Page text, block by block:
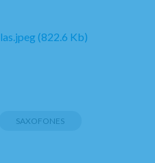
(822.6 Kb)
SAXOFONES